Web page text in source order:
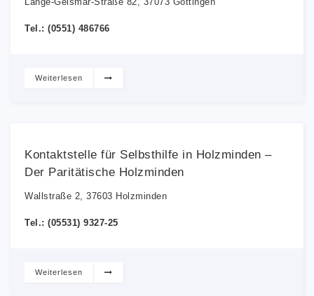
Tel.: (0551) 486766
Weiterlesen
Kontaktstelle für Selbsthilfe in Holzminden –
Der Paritätische Holzminden
Wallstraße 2, 37603 Holzminden
Tel.: (05531) 9327-25
Weiterlesen